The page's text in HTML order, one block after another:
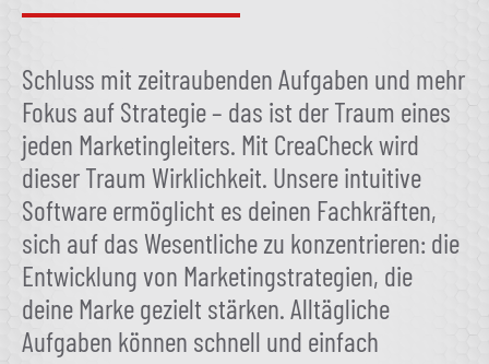
Schluss mit zeitraubenden Aufgaben und mehr
Fokus auf Strategie – das ist der Traum eines
jeden Marketingleiters. Mit CreaCheck wird
dieser Traum Wirklichkeit. Unsere intuitive
Software ermöglicht es deinen Fachkräften,
sich auf das Wesentliche zu konzentrieren: die
Entwicklung von Marketingstrategien, die
deine Marke gezielt stärken. Alltägliche
Aufgaben können schnell und einfach